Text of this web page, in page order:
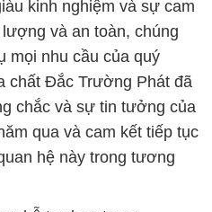
kinh nghiệm và sự cam
và an toàn, chúng
mọi nhu cầu của quý
chất Đắc Trường Phát đã
chắc và sự tin tưởng của
qua và cam kết tiếp tục
hệ này trong tương